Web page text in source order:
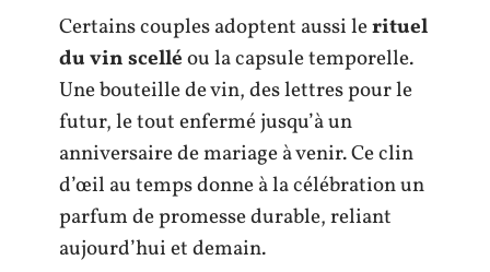
Certains couples adoptent aussi lerituel
du vin scelléou la capsule temporelle.
Une bouteille de vin, des lettres pour le
futur, le tout enfermé jusqu’à un
anniversaire de mariage à venir. Ce clin
d’œil au temps donne à la célébration un
parfum de promesse durable, reliant
aujourd’hui et demain.